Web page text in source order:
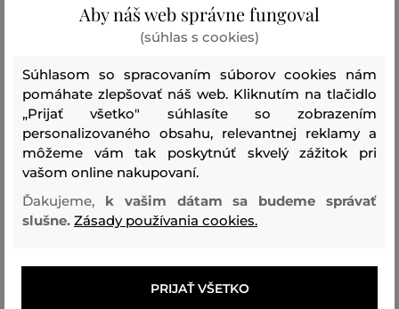
POSLEDNÁ ŠANCA
Aby náš web správne fungoval
(súhlas s cookies)
Súhlasom so spracovaním súborov cookies nám
pomáhate zlepšovať náš web. Kliknutím na tlačidlo
„Prijať všetko" súhlasíte so zobrazením
personalizovaného obsahu, relevantnej reklamy a
môžeme vám tak poskytnúť skvelý zážitok pri
vašom online nakupovaní.
Ďakujeme, k vašim dátam sa budeme správať
slušne. Zásady používania cookies.
PRIJAŤ VŠETKO